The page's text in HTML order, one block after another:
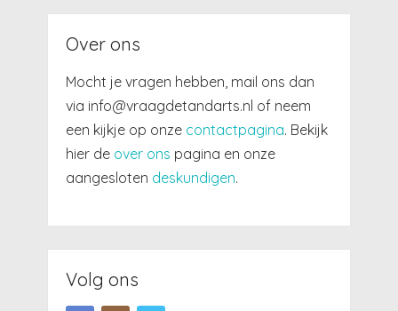
Over ons
Mocht je vragen hebben, mail ons dan
via info@vraagdetandarts.nl of neem
een kijkje op onze contactpagina. Bekijk
hier de over ons pagina en onze
aangesloten deskundigen.
Volg ons